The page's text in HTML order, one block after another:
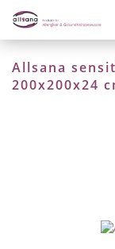
Allsana
200x200x24